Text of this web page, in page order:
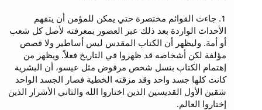
1. جاءت القوائم مختصرة حتي يمكن للمؤمن أن يتفهم
الأحداث الواردة بعد ذلك عبر العصور بمعرفته لأصل كل شعب
أو أمة. وليظهر أن الكتاب المقدس ليس أساطير ولا قصص
مؤلفة لكن أشخاصه قد ظهروا في التاريخ فعلاً. ويظهر من
إهتمام الكتاب بنسل شخص مرفوض مثل عيسو، أن البشرية
كانت كلها جسد واحد وقد مزقته الخطية فصار الجسد الواحد
شقين الأول القديسين الذين اختاروا الله والثاني الأشرار الذين
إختاروا العالم.